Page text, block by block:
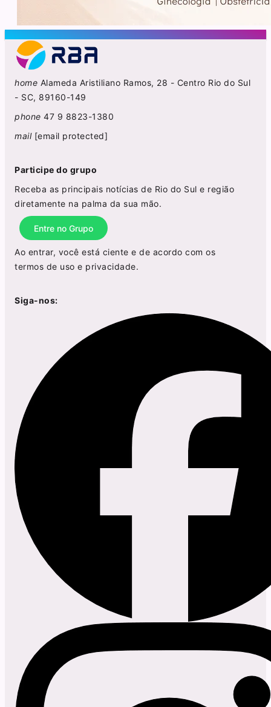
home Alameda Aristiliano Ramos, 28 - Centro Rio do Sul
- SC, 89160-149
phone 47 9 8823-1380
mail [email protected]
Participe do grupo
Receba as principais notícias de Rio do Sul e região
diretamente na palma da sua mão.
Entre no Grupo
Ao entrar, você está ciente e de acordo com os
termos de uso e privacidade.
Siga-nos: